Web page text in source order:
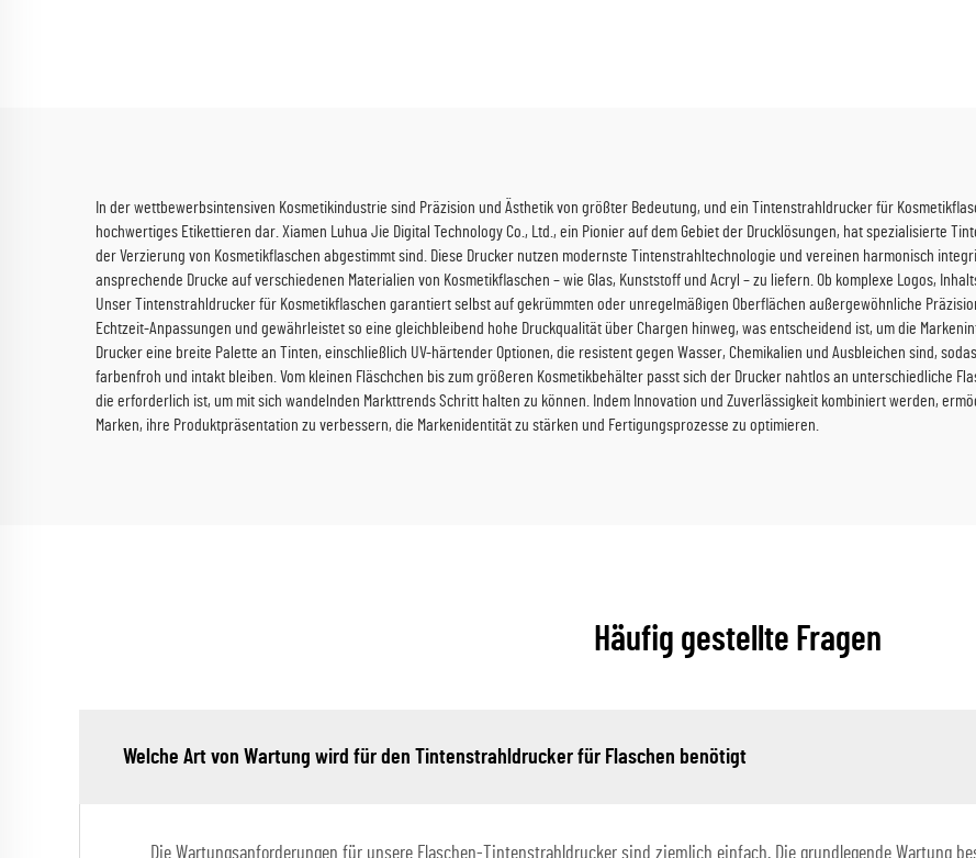
In der wettbewerbsintensiven Kosmetikindustrie sind Präzision und Ästhetik von größter Bedeutung, und ein Tintenstrahldrucker für
hochwertiges Etikettieren dar. Xiamen Luhua Jie Digital Technology Co., Ltd., ein Pionier auf dem Gebiet der Drucklösungen, hat spezialisierte
der Verzierung von Kosmetikflaschen abgestimmt sind. Diese Drucker nutzen modernste Tintenstrahltechnologie und vereinen harmonisch
ansprechende Drucke auf verschiedenen Materialien von Kosmetikflaschen – wie Glas, Kunststoff und Acryl – zu liefern. Ob komplexe Logos,
Unser Tintenstrahldrucker für Kosmetikflaschen garantiert selbst auf gekrümmten oder unregelmäßigen Oberflächen außergewöhnliche
Echtzeit-Anpassungen und gewährleistet so eine gleichbleibend hohe Druckqualität über Chargen hinweg, was entscheidend ist, um die
Drucker eine breite Palette an Tinten, einschließlich UV-härtender Optionen, die resistent gegen Wasser, Chemikalien und Ausbleichen sind,
farbenfroh und intakt bleiben. Vom kleinen Fläschchen bis zum größeren Kosmetikbehälter passt sich der Drucker nahtlos an unterschiedliche
die erforderlich ist, um mit sich wandelnden Markttrends Schritt halten zu können. Indem Innovation und Zuverlässigkeit kombiniert werden,
Marken, ihre Produktpräsentation zu verbessern, die Markenidentität zu stärken und Fertigungsprozesse zu optimieren.
Häufig gestellte Fragen
Welche Art von Wartung wird für den Tintenstrahldrucker für Flaschen benötigt
Die Wartungsanforderungen für unsere Flaschen-Tintenstrahldrucker sind ziemlich einfach. Die grundlegende Wartung